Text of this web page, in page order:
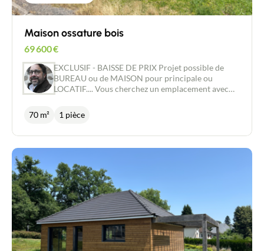
Maison ossature bois
69 600€
EXCLUSIF - BAISSE DE PRIX Projet possible de
BUREAU ou de MAISON pour principale ou
LOCATIF.... Vous cherchez un emplacement avec
Vous souhaitez une maison A PERSONNALISER
selon vos goûts et vos envies ? Nous avons le projet
d'environ 574 m2. La maison est actuellement hors
D'AIR et hors D'EAU, avec une dalle béton isolée,
une ossature BOIS et une toiture en tuiles. Les
fenêtres sont en double vitrage ALU avec
persiennes électriques. Le car port vous permettra
de garer votre véhicule à l'abri des intempéries.
Cette maison vous offre la possibilité de
personnaliser chaque détail selon vos souhaits,
pour créer un lieu de vie qui vous ressemble. Vous
70 m² 1 pièce